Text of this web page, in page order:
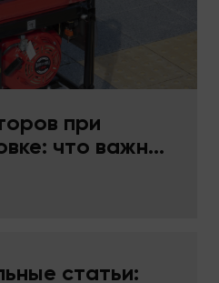
при
что важно
статьи: